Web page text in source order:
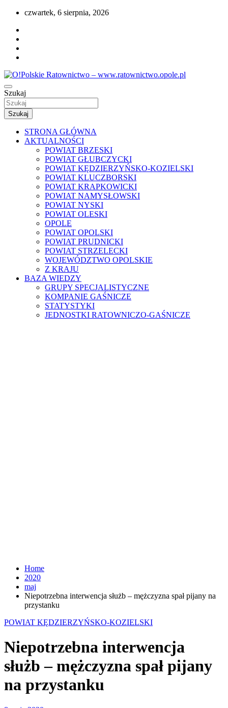
Przejdź
treści
czwartek, 6 sierpnia, 2026
O!Polskie Ratownictwo –
www.ratownictwo.opole.pl
Portal opolskiego i polskiego ratownictwa.
Szukaj
Szukaj
STRONA GŁÓWNA
AKTUALNOŚCI
POWIAT BRZESKI
POWIAT GŁUBCZYCKI
POWIAT KĘDZIERZYŃSKO-KOZIELSKI
POWIAT KLUCZBORSKI
POWIAT KRAPKOWICKI
POWIAT NAMYSŁOWSKI
POWIAT NYSKI
POWIAT OLESKI
OPOLE
POWIAT OPOLSKI
POWIAT PRUDNICKI
POWIAT STRZELECKI
WOJEWÓDZTWO OPOLSKIE
Z KRAJU
BAZA WIEDZY
GRUPY SPECJALISTYCZNE
KOMPANIE GAŚNICZE
STATYSTYKI
JEDNOSTKI RATOWNICZO-GAŚNICZE
Home
2020
maj
Niepotrzebna interwencja służb – mężczyzna spał pijany na
przystanku
POWIAT KĘDZIERZYŃSKO-KOZIELSKI
Niepotrzebna interwencja
służb – mężczyzna spał pijany
na przystanku